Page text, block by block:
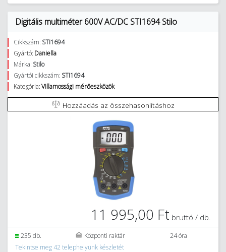
Digitális multiméter 600V AC/DC STI1694 Stilo
Cikkszám: STI1694
Gyártó: Daniella
Márka: Stilo
Gyártói cikkszám: STI1694
Kategória:Villamossági mérőeszközök
Hozzáadás az összehasonlításhoz
11 995,00 Ft bruttó / db.
235 db. Központi raktár
24 óra
Tekintse meg 42 telephelyünk készletét